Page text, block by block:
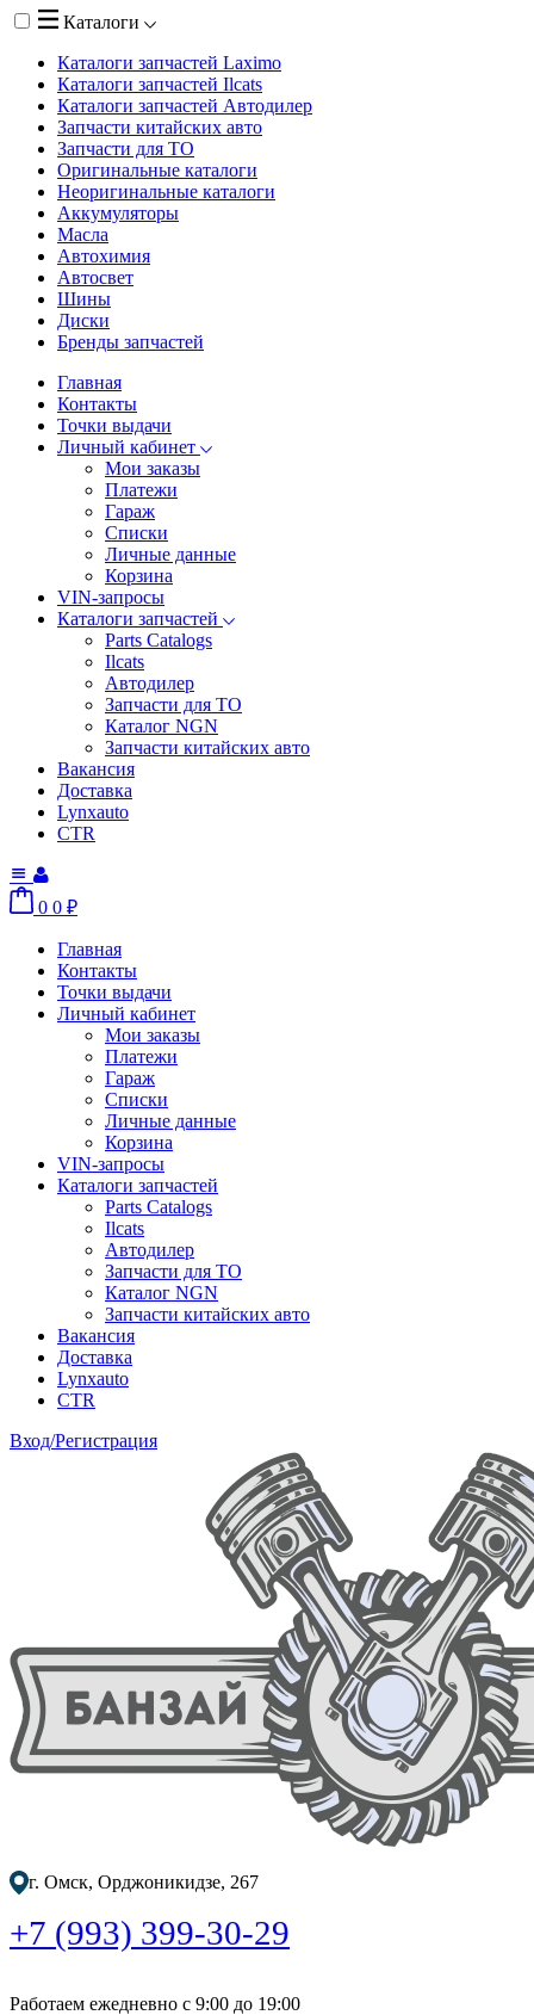
Каталоги
Каталоги запчастей Laximo
Каталоги запчастей Ilcats
Каталоги запчастей Автодилер
Запчасти китайских авто
Запчасти для ТО
Оригинальные каталоги
Неоригинальные каталоги
Аккумуляторы
Масла
Автохимия
Автосвет
Шины
Диски
Бренды запчастей
Главная
Контакты
Точки выдачи
Личный кабинет
Мои заказы
Платежи
Гараж
Списки
Личные данные
Корзина
VIN-запросы
Каталоги запчастей
Parts Catalogs
Ilcats
Автодилер
Запчасти для ТО
Каталог NGN
Запчасти китайских авто
Вакансия
Доставка
Lynxauto
CTR
0 0 ₽
Главная
Контакты
Точки выдачи
Личный кабинет
Мои заказы
Платежи
Гараж
Списки
Личные данные
Корзина
VIN-запросы
Каталоги запчастей
Parts Catalogs
Ilcats
Автодилер
Запчасти для ТО
Каталог NGN
Запчасти китайских авто
Вакансия
Доставка
Lynxauto
CTR
Вход/Регистрация
г. Омск, Орджоникидзе, 267
+7 (993) 399-30-29
Работаем ежедневно с 9:00 до 19:00